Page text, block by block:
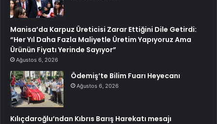
Manisa’da Karpuz Üreticisi Zarar Ettiğini Dile Getirdi:
“Her Yıl Daha Fazla Maliyetle Üretim Yapıyoruz Ama
Ürünün Fiyatı Yerinde Sayıyor”
Ağustos 6, 2026
Ödemiş’te Bilim Fuarı Heyecanı
Ağustos 6, 2026
Kılıçdaroğlu’ndan Kıbrıs Barış Harekatı mesajı